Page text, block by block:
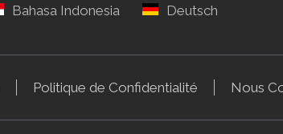
Politique de Confidentialité Nous